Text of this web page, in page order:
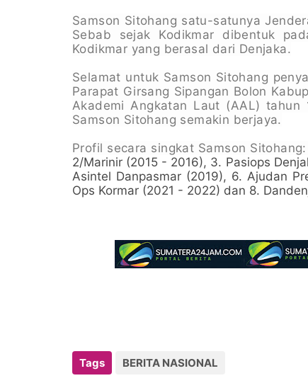
Samson Sitohang satu-satunya
Sebab sejak Kodikmar dibentuk
Kodikmar yang berasal dari Denjaka.
Selamat untuk Samson Sitohang
Parapat Girsang Sipangan Bolon
Akademi Angkatan Laut (AAL) tahun
Samson Sitohang semakin berjaya.
Profil secara singkat Samson Sitohang:
2/Marinir (2015 - 2016), 3. Pasiops
Asintel Danpasmar (2019), 6. Ajudan
Ops Kormar (2021 - 2022) dan 8.
Tags BERITA NASIONAL